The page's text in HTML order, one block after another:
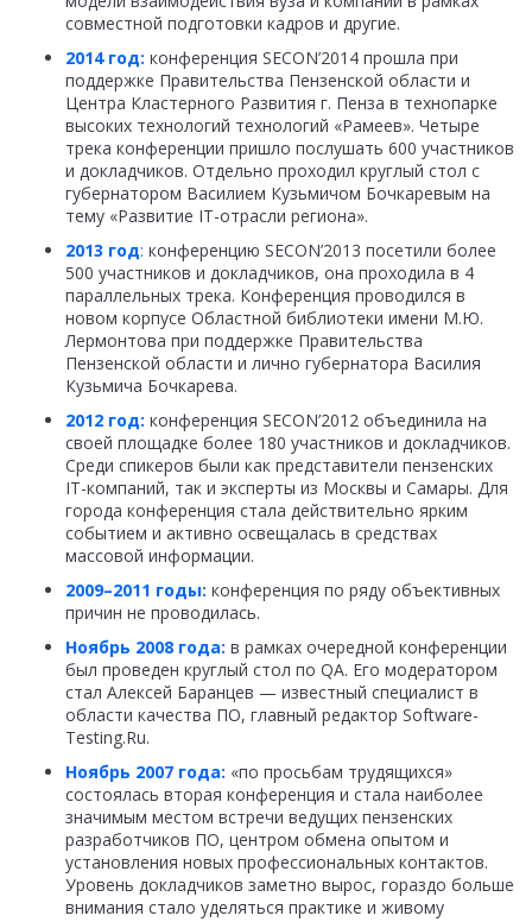
совместной подготовки кадров и другие.
2014 год: конференция SECON’2014 прошла при
поддержке Правительства Пензенской области и
Центра Кластерного Развития г. Пенза в технопарке
высоких технологий технологий «Рамеев». Четыре
трека конференции пришло послушать 600 участников
и докладчиков. Отдельно проходил круглый стол с
губернатором Василием Кузьмичом Бочкаревым на
тему «Развитие IT-отрасли региона».
2013 год: конференцию SECON’2013 посетили более
500 участников и докладчиков, она проходила в 4
параллельных трека. Конференция проводился в
новом корпусе Областной библиотеки имени М.Ю.
Лермонтова при поддержке Правительства
Пензенской области и лично губернатора Василия
Кузьмича Бочкарева.
2012 год: конференция SECON’2012 объединила на
своей площадке более 180 участников и докладчиков.
Среди спикеров были как представители пензенских
IT-компаний, так и эксперты из Москвы и Самары. Для
города конференция стала действительно ярким
событием и активно освещалась в средствах
массовой информации.
2009–2011 годы: конференция по ряду объективных
причин не проводилась.
Ноябрь 2008 года: в рамках очередной конференции
был проведен круглый стол по QA. Его модератором
стал Алексей Баранцев — известный специалист в
области качества ПО, главный редактор Software-
Testing.Ru.
Ноябрь 2007 года: «по просьбам трудящихся»
состоялась вторая конференция и стала наиболее
значимым местом встречи ведущих пензенских
разработчиков ПО, центром обмена опытом и
установления новых профессиональных контактов.
Уровень докладчиков заметно вырос, гораздо больше
внимания стало уделяться практике и живому